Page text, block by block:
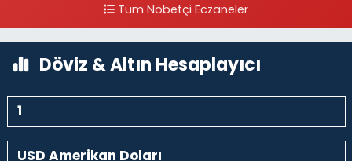
HASTANESİ KARŞISI
Tüm Nöbetçi Eczaneler
Döviz & Altın Hesaplayıcı